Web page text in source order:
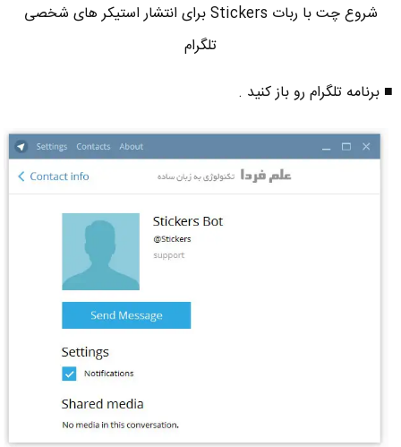
شروع چت با ربات Stickers برای انتشار استیکر های شخصی
تلگرام
■ برنامه تلگرام رو باز کنید .